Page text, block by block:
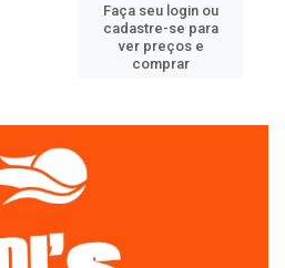
Faça seu login ou
cadastre-se para
ver preços e
comprar